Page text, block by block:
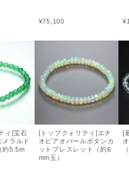
ィ]宝石
メラルド
約5.5m
¥75,100
[トップクォリティ]エチ
オピアオパールボタンカ
ットブレスレット（約6
mm玉）
¥
[